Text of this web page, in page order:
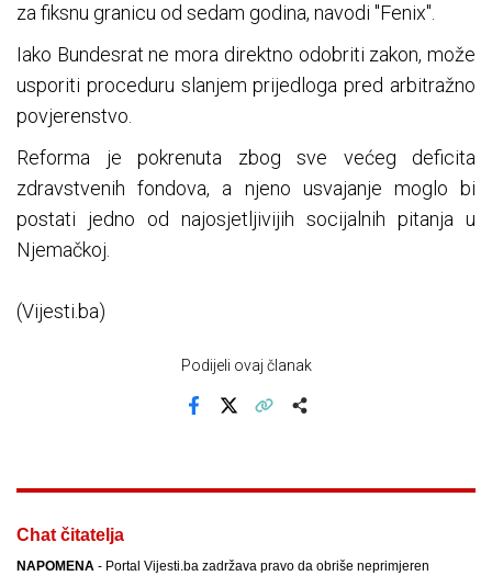
za fiksnu granicu od sedam godina, navodi "Fenix".
Iako Bundesrat ne mora direktno odobriti zakon, može
usporiti proceduru slanjem prijedloga pred arbitražno
povjerenstvo.
Reforma je pokrenuta zbog sve većeg deficita
zdravstvenih fondova, a njeno usvajanje moglo bi
postati jedno od najosjetljivijih socijalnih pitanja u
Njemačkoj.
(Vijesti.ba)
Podijeli ovaj članak
Chat čitatelja
NAPOMENA - Portal Vijesti.ba zadržava pravo da obriše neprimjeren